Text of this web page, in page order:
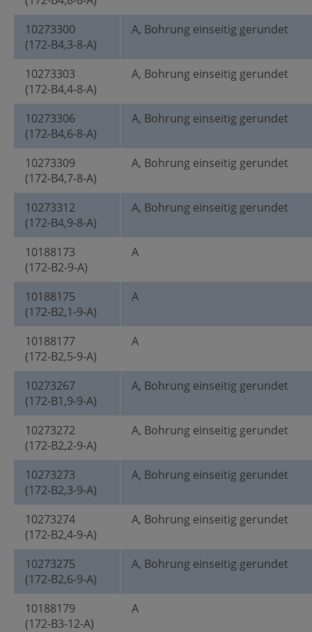
10273300
(172-B4,3-8-A)
A, Bohrung einseitig gerundet
10273303
(172-B4,4-8-A)
A, Bohrung einseitig gerundet
10273306
(172-B4,6-8-A)
A, Bohrung einseitig gerundet
10273309
(172-B4,7-8-A)
A, Bohrung einseitig gerundet
10273312
(172-B4,9-8-A)
A, Bohrung einseitig gerundet
10188173
(172-B2-9-A)
A
10188175
(172-B2,1-9-A)
A
10188177
(172-B2,5-9-A)
A
10273267
(172-B1,9-9-A)
A, Bohrung einseitig gerundet
10273272
(172-B2,2-9-A)
A, Bohrung einseitig gerundet
10273273
(172-B2,3-9-A)
A, Bohrung einseitig gerundet
10273274
(172-B2,4-9-A)
A, Bohrung einseitig gerundet
10273275
(172-B2,6-9-A)
A, Bohrung einseitig gerundet
10188179
(172-B3-12-A)
A